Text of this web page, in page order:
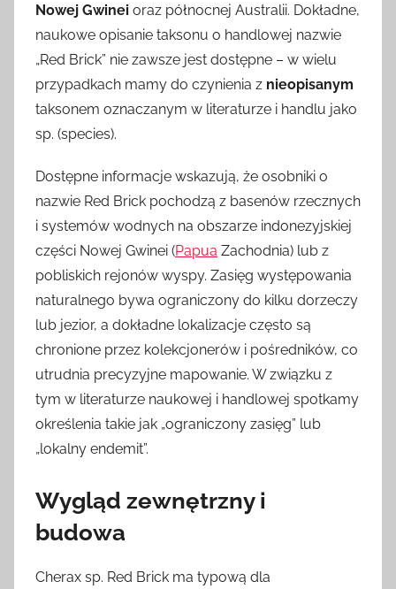
Nowej Gwinei oraz północnej Australii. Dokładne,
naukowe opisanie taksonu o handlowej nazwie
„Red Brick” nie zawsze jest dostępne – w wielu
przypadkach mamy do czynienia z nieopisanym
taksonem oznaczanym w literaturze i handlu jako
sp. (species).
Dostępne informacje wskazują, że osobniki o
nazwie Red Brick pochodzą z basenów rzecznych
i systemów wodnych na obszarze indonezyjskiej
części Nowej Gwinei (Papua Zachodnia) lub z
pobliskich rejonów wyspy. Zasięg występowania
naturalnego bywa ograniczony do kilku dorzeczy
lub jezior, a dokładne lokalizacje często są
chronione przez kolekcjonerów i pośredników, co
utrudnia precyzyjne mapowanie. W związku z
tym w literaturze naukowej i handlowej spotkamy
określenia takie jak „ograniczony zasięg” lub
„lokalny endemit”.
Wygląd zewnętrzny i
budowa
Cherax sp. Red Brick ma typową dla